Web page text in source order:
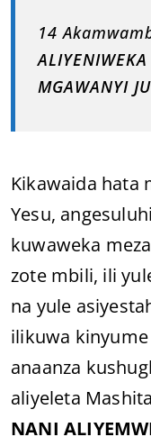
14
MGAWANYI
Kikawaida hata
Yesu,
kuwaweka
zote mbili, ili
na yule
ilikuwa
anaanza
aliyeleta
NANI